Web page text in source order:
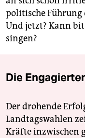
politische Führung
Und jetzt? Kann
singen?
Die
Der drohende
Landtagswahlen
Kräfte inzwischen